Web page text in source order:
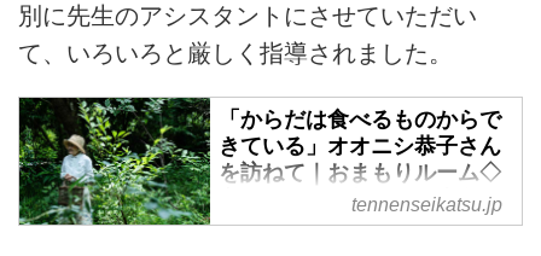
別に先生のアシスタントにさせていただい
て、いろいろと厳しく指導されました。
「からだは食べるものからで
きている」オオニシ恭子さん
を訪ねて｜おまもりルーム◇
心とからだを整える／大段ま
ちこ×井尾淳子
tennenseikatsu.jp